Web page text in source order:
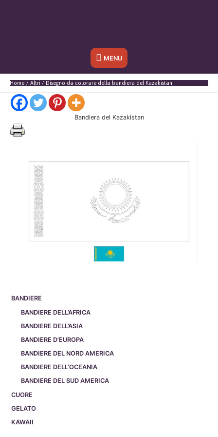
Sotto
l'header
MENU
Home Altri Disegno da colorare della bandiera del Kazakistan
BANDIERE
BANDIERE DELL’AFRICA
BANDIERE DELL’ASIA
BANDIERE D’EUROPA
BANDIERE DEL NORD AMERICA
BANDIERE DELL’OCEANIA
BANDIERE DEL SUD AMERICA
CUORE
GELATO
KAWAII
Bandiera del Kazakistan